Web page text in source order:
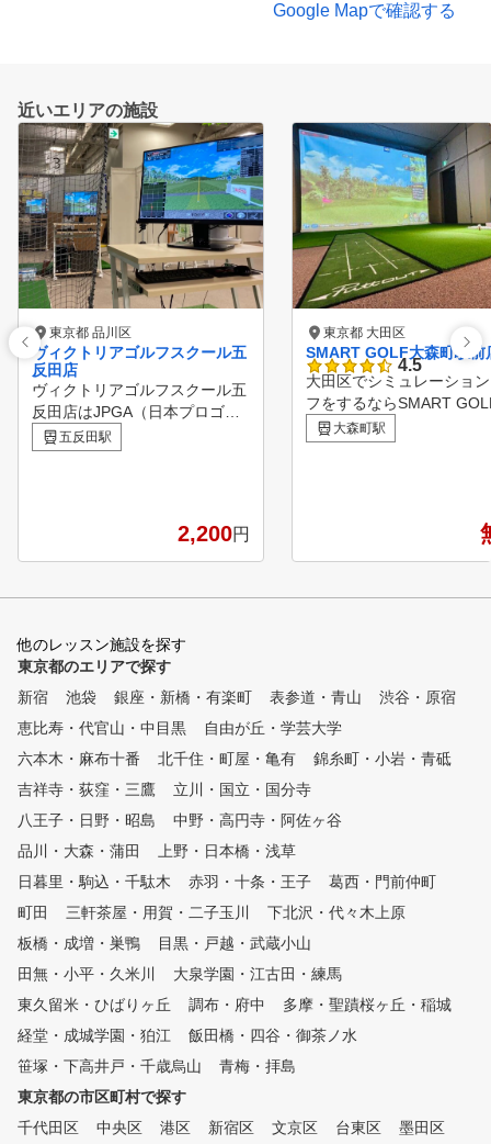
Google Mapで確認する
近いエリアの施設
東京都 品川区
ヴィクトリアゴルフスクール五
反田店
ヴィクトリアゴルフスクール五
反田店はJPGA（日本プロゴル
フ協会）公認ゴルフスクールと
して運営をしております。 駅
どでも手ぶらでゴルフスクール
に通う事ができます。 コーチ
ルフデビューしていただけます
。ゴルフ未経験の方にはクラブ
の握り方から、正しいアドレス
の取り方など基礎からしっかり
と御教え致しますので、ご安心
ください。 上級者の方には、
ツアープロのコーチも担当する
ゴルフ上達理論の『グラビティ
メソッド』やスイング解析、弾
道測定機などを利用してご満足
頂けるレッスンの提供を目指し
ております。
五反田駅
2,200円
東京都 大田区
SMART GOLF大森町駅前
4.5
大田区でシミュレーショ
フをするならSMART
！ 大森町駅前店は2ルー
間で集中してゴルフ練習
ップをしていただける環
大森町駅
他のレッスン施設を探す
東京都のエリアで探す
新宿
池袋 銀座・新橋・有楽町 表参道・青山
渋谷・原宿
恵比寿・代官山・中目黒
自由が丘・学芸大学
六本木・麻布十番
北千住・町屋・亀有
錦糸町・小岩・青砥
吉祥寺・荻窪・三鷹
立川・国立・国分寺
八王子・日野・昭島
中野・高円寺・阿佐ヶ谷
品川・大森・蒲田
上野・日本橋・浅草
日暮里・駒込・千駄木
赤羽・十条・王子
葛西・門前仲町
町田
三軒茶屋・用賀・二子玉川
下北沢・代々木上原
板橋・成増・巣鴨
目黒・戸越・武蔵小山
田無・小平・久米川
大泉学園・江古田・練馬
東久留米・ひばりヶ丘
調布・府中
多摩・聖蹟桜ヶ丘・稲城
経堂・成城学園・狛江
飯田橋・四谷・御茶ノ水
笹塚・下高井戸・千歳烏山
青梅・拝島
東京都の市区町村で探す
千代田区
中央区 港区 新宿区 文京区 台東区
墨田区